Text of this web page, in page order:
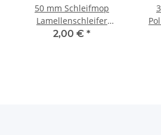
50 mm Schleifmop
Lamellenschleifer
Fächerschleifer
2,00 € *